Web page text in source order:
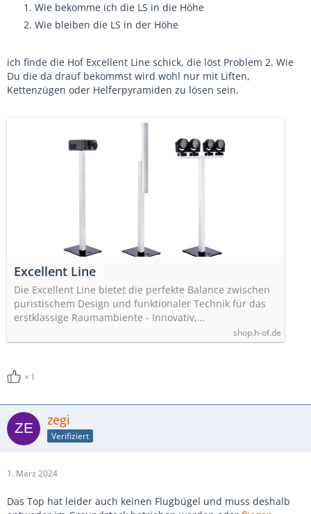
Wie bekomme ich die LS in die Höhe
Wie bleiben die LS in der Höhe
ich finde die Hof Excellent Line schick, die löst Problem 2. Wie
Du die da drauf bekommst wird wohl nur mit Liften,
Kettenzügen oder Helferpyramiden zu lösen sein.
Excellent Line
Die Excellent Line bietet die perfekte Balance zwischen
puristischem Design und funktionaler Technik für das
erstklassige Raumambiente - Innovativ,…
shop.h-of.de
1
zegi
Verifiziert
1. März 2024
Das Top hat leider auch keinen Flugbügel und muss deshalb